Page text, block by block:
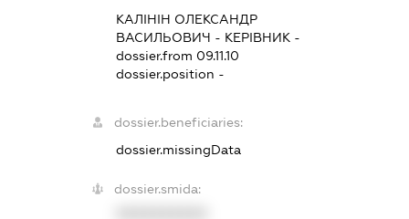
КАЛІНІН ОЛЕКСАНДР
ВАСИЛЬОВИЧ - КЕРІВНИК -
dossier.from 09.11.10
dossier.position -
dossier.beneficiaries:
dossier.missingData
dossier.smida: